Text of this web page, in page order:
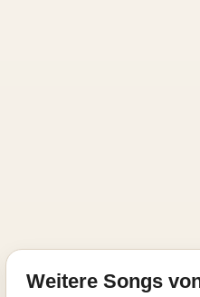
Weitere Songs